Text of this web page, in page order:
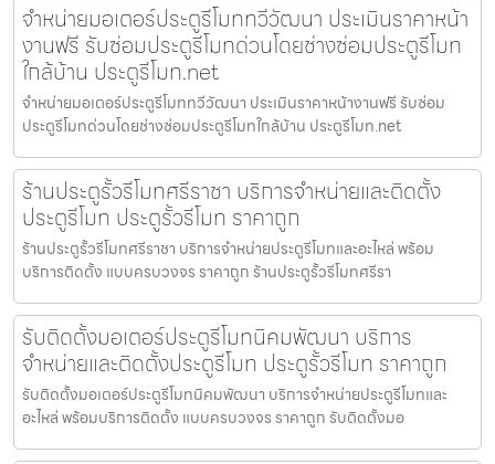
จำหน่ายมอเตอร์ประตูรีโมททวีวัฒนา ประเมินราคาหน้า
งานฟรี รับซ่อมประตูรีโมทด่วนโดยช่างซ่อมประตูรีโมท
ใกล้บ้าน ประตูรีโมท.net
จำหน่ายมอเตอร์ประตูรีโมททวีวัฒนา ประเมินราคาหน้างานฟรี รับซ่อม
ประตูรีโมทด่วนโดยช่างซ่อมประตูรีโมทใกล้บ้าน ประตูรีโมท.net
ร้านประตูรั้วรีโมทศรีราชา บริการจำหน่ายและติดตั้ง
ประตูรีโมท ประตูรั้วรีโมท ราคาถูก
ร้านประตูรั้วรีโมทศรีราชา บริการจำหน่ายประตูรีโมทและอะไหล่ พร้อม
บริการติดตั้ง แบบครบวงจร ราคาถูก ร้านประตูรั้วรีโมทศรีรา
รับติดตั้งมอเตอร์ประตูรีโมทนิคมพัฒนา บริการ
จำหน่ายและติดตั้งประตูรีโมท ประตูรั้วรีโมท ราคาถูก
รับติดตั้งมอเตอร์ประตูรีโมทนิคมพัฒนา บริการจำหน่ายประตูรีโมทและ
อะไหล่ พร้อมบริการติดตั้ง แบบครบวงจร ราคาถูก รับติดตั้งมอ